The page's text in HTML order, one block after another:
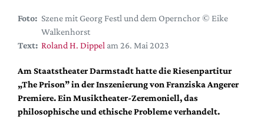
Festival-Planer
Hefte
Alle Hefte
Leseproben
Podcast
Foto: Szene mit Georg Festl und dem Opernchor © Eike
Walkenhorst
Text: Roland H. Dippel am 26. Mai 2023
Am Staatstheater Darmstadt hatte die Riesenpartitur
„The Prison” in der Inszenierung von Franziska Angerer
Premiere. Ein Musiktheater-Zeremoniell, das
philosophische und ethische Probleme verhandelt.